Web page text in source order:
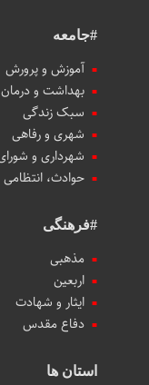
#جامعه
آموزش و پرورش
بهداشت و درمان
سبک زندگی
شهری و رفاهی
شهرداری و
حوادث، انتظامی
#فرهنگی
مذهبی
اربعین
ایثار و شهادت
دفاع مقدس
استان ها